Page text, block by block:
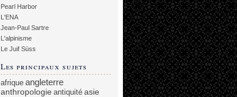
Pearl Harbor
L'ENA
Jean-Paul Sartre
L'alpinisme
Le Juif Süss
Les principaux sujets
afrique angleterre
anthropologie antiquité asie